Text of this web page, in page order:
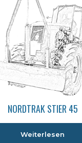
NORDTRAK STIER 45
Weiterlesen